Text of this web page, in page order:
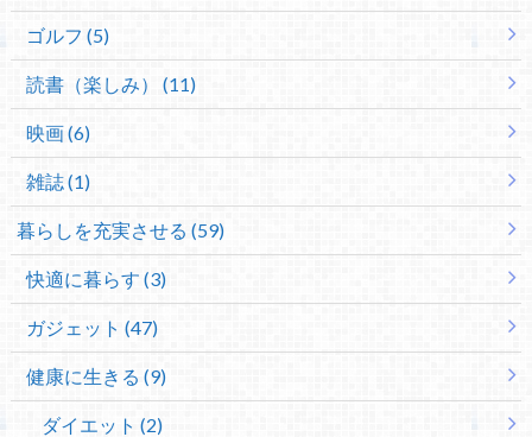
ゴルフ (5)
読書（楽しみ） (11)
映画 (6)
雑誌 (1)
暮らしを充実させる (59)
快適に暮らす (3)
ガジェット (47)
健康に生きる (9)
ダイエット (2)